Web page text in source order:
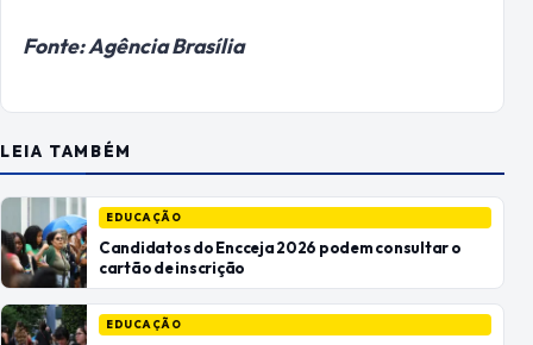
Fonte: Agência Brasília
LEIA TAMBÉM
EDUCAÇÃO
Candidatos do Encceja 2026 podem consultar o
cartão de inscrição
EDUCAÇÃO